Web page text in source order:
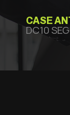
CASE
DC10